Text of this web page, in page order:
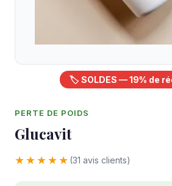
🏷️ SOLDES — 19% de
PERTE DE POIDS
Glucavit
★★★★★ (31 avis clients)